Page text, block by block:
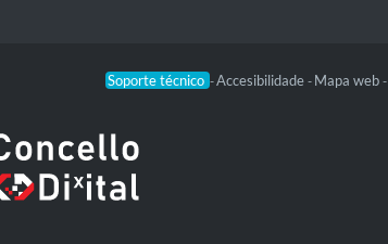
Soporte técnico -Accesibilidade - Mapa web -